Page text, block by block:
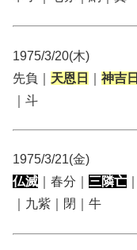
1975/3/20(木)
先負｜ 天恩日 神吉日
｜斗
1975/3/21(金)
仏滅 ｜春分｜ 三隣亡
｜九紫｜閉｜牛